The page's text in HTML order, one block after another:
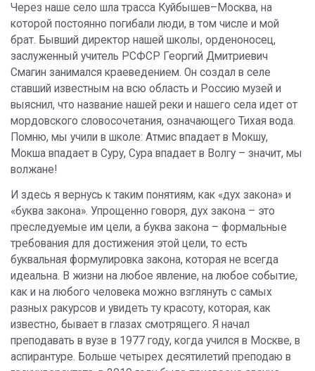
Через наше село шла трасса Куйбышев–Москва, на
которой постоянно погибали люди, в том числе и мой
брат. Бывший директор нашей школы, орденоносец,
заслуженный учитель РСФСР Георгий Дмитриевич
Смагин занимался краеведением. Он создал в селе
ставший известным на всю область и Россию музей и
выяснил, что название нашей реки и нашего села идет от
мордовского словосочетания, означающего Тихая вода.
Помню, мы учили в школе: Атмис впадает в Мокшу,
Мокша впадает в Суру, Сура впадает в Волгу – значит, мы
волжане!
И здесь я вернусь к таким понятиям, как «дух закона» и
«буква закона». Упрощенно говоря, дух закона – это
преследуемые им цели, а буква закона – формальные
требования для достижения этой цели, то есть
буквальная формулировка закона, которая не всегда
идеальна. В жизни на любое явление, на любое событие,
как и на любого человека можно взглянуть с самых
разных ракурсов и увидеть ту красоту, которая, как
известно, бывает в глазах смотрящего. Я начал
преподавать в вузе в 1977 году, когда учился в Москве, в
аспирантуре. Больше четырех десятилетий преподаю в